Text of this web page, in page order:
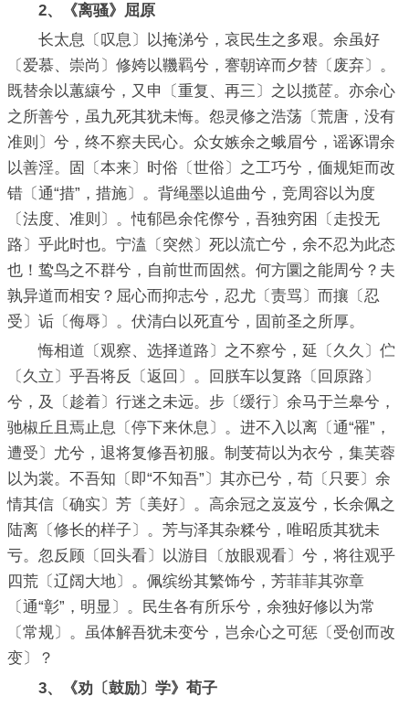
2、《离骚》屈原
长太息〔叹息〕以掩涕兮，哀民生之多艰。余虽好
〔爱慕、崇尚〕修姱以鞿羁兮，謇朝谇而夕替〔废弃〕。
既替余以蕙纕兮，又申〔重复、再三〕之以揽茝。亦余心
之所善兮，虽九死其犹未悔。怨灵修之浩荡〔荒唐，没有
准则〕兮，终不察夫民心。众女嫉余之蛾眉兮，谣诼谓余
以善淫。固〔本来〕时俗〔世俗〕之工巧兮，偭规矩而改
错〔通“措”，措施〕。背绳墨以追曲兮，竞周容以为度
〔法度、准则〕。忳郁邑余侘傺兮，吾独穷困〔走投无
路〕乎此时也。宁溘〔突然〕死以流亡兮，余不忍为此态
也！鸷鸟之不群兮，自前世而固然。何方圜之能周兮？夫
孰异道而相安？屈心而抑志兮，忍尤〔责骂〕而攘〔忍
受〕诟〔侮辱〕。伏清白以死直兮，固前圣之所厚。
悔相道〔观察、选择道路〕之不察兮，延〔久久〕伫
〔久立〕乎吾将反〔返回〕。回朕车以复路〔回原路〕
兮，及〔趁着〕行迷之未远。步〔缓行〕余马于兰皋兮，
驰椒丘且焉止息〔停下来休息〕。进不入以离〔通“罹”，
遭受〕尤兮，退将复修吾初服。制芰荷以为衣兮，集芙蓉
以为裳。不吾知〔即“不知吾”〕其亦已兮，苟〔只要〕余
情其信〔确实〕芳〔美好〕。高余冠之岌岌兮，长余佩之
陆离〔修长的样子〕。芳与泽其杂糅兮，唯昭质其犹未
亏。忽反顾〔回头看〕以游目〔放眼观看〕兮，将往观乎
四荒〔辽阔大地〕。佩缤纷其繁饰兮，芳菲菲其弥章
〔通“彰”，明显〕。民生各有所乐兮，余独好修以为常
〔常规〕。虽体解吾犹未变兮，岂余心之可惩〔受创而改
变〕？
3、《劝〔鼓励〕学》荀子